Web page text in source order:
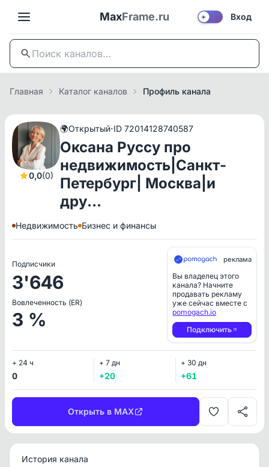
MaxFrame.ru ☀️ Вход
Главная Каталог каналов Профиль канала
0,0(0)
🌍Открытый·ID 72014128740587
Оксана Руссу про
недвижимость|Санкт-
Петербург| Москва|и
дру…
Недвижимость Бизнес и финансы
Подписчики
3'646
Вовлеченность (ER)
3 %
реклама
Вы владелец этого
канала? Начните
продавать рекламу
уже сейчас вместе с
pomogach.io
Подключить
+ 24 ч
0
+ 7 дн
+20
+ 30 дн
+61
Открыть в MAX
История канала